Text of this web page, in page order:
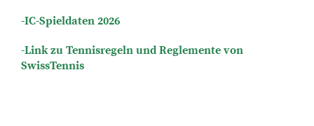
-IC-Spieldaten 2026
-Link zu Tennisregeln und Reglemente von
SwissTennis